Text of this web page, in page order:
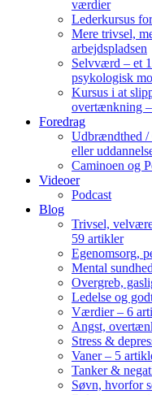
værdier
Lederkursus
Mere trivsel,
arbejdspladsen
Selvværd – et
psykologisk
Kursus i at
overtænkning
Foredrag
Udbrændthed /
eller
Caminoen og
Videoer
Podcast
Blog
Trivsel,
59 artikler
Egenomsorg,
Mental
Overgreb,
Ledelse og
Værdier – 6
Angst,
Stress &
Vaner – 5
Tanker &
Søvn, hvorfor